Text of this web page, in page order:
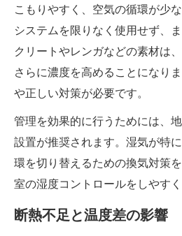
こもりやすく、空気の循環が少
システムを限りなく使用せず、
クリートやレンガなどの素材は
さらに濃度を高めることになり
や正しい対策が必要です。
管理を効果的に行うためには、
設置が推奨されます。湿気が特
環を切り替えるための換気対策
室の湿度コントロールをしやすく
断熱不足と温度差の影響